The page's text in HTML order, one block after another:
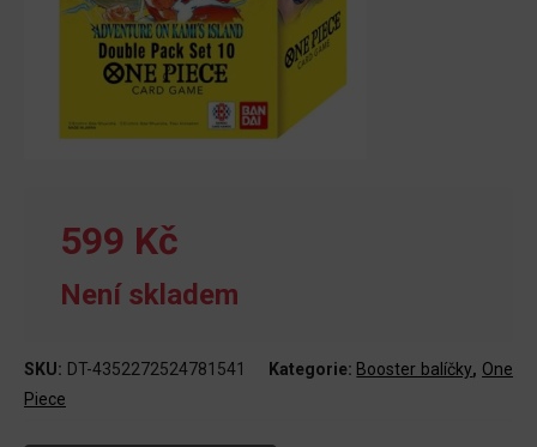
599 Kč
Není skladem
SKU: DT-4352272524781541 Kategorie: Booster balíčky, One
Piece